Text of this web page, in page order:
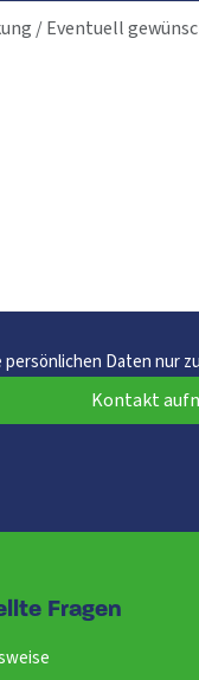
persönlichen Daten nur
Kontakt
Fragen